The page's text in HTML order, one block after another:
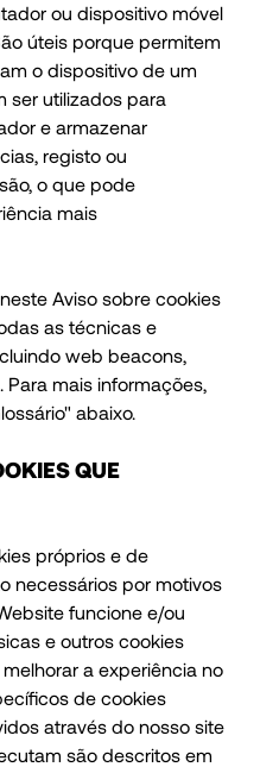
ou dispositivo móvel
úteis porque permitem
o dispositivo de um
ser utilizados para
e armazenar
registo ou
o que pode
mais
Aviso sobre cookies
as técnicas e
web beacons,
mais informações,
abaixo.
QUE
próprios e de
necessários por motivos
funcione e/ou
e outros cookies
a experiência no
de cookies
através do nosso site
são descritos em